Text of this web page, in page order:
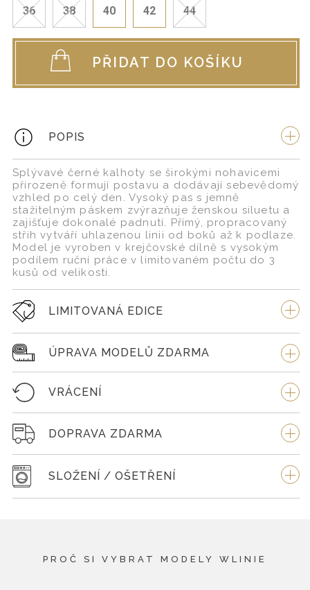
36 38 40 42 44
PŘIDAT DO KOŠÍKU
POPIS
Splývavé černé kalhoty se širokými nohavicemi
přirozeně formují postavu a dodávají sebevědomý
vzhled po celý den. Vysoký pas s jemně
stažitelným páskem zvýrazňuje ženskou siluetu a
zajišťuje dokonalé padnutí. Přímý, propracovaný
střih vytváří uhlazenou linii od boků až k podlaze.
Model je vyroben v krejčovské dílně s vysokým
podílem ruční práce v limitovaném počtu do 3
kusů od velikosti.
LIMITOVANÁ EDICE
ÚPRAVA MODELŮ ZDARMA
VRÁCENÍ
DOPRAVA ZDARMA
SLOŽENÍ / OŠETŘENÍ
PROČ SI VYBRAT MODELY WLINIE